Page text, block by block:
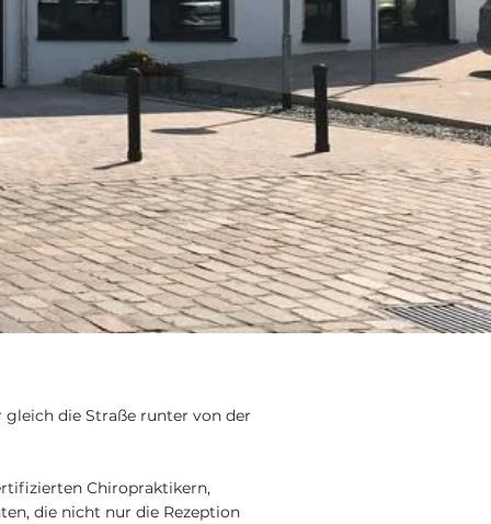
die Straße runter von der
Chiropraktikern,
die nicht nur die Rezeption